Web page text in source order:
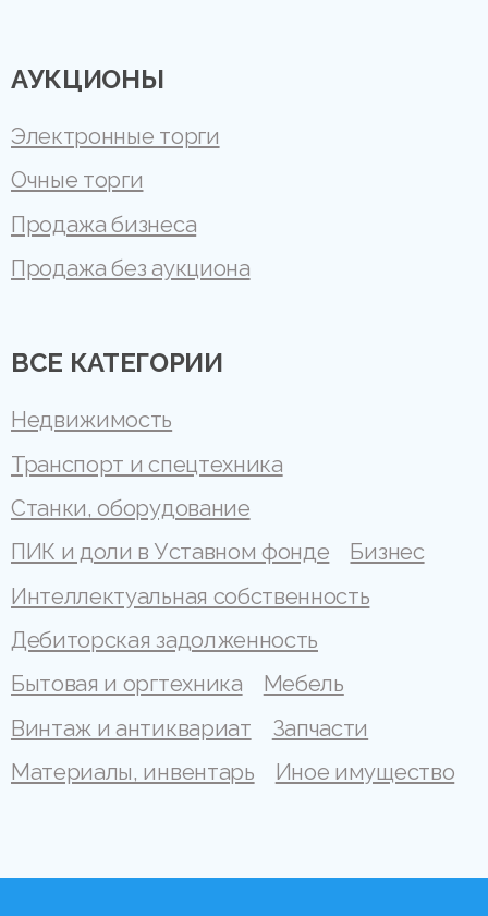
АУКЦИОНЫ
Электронные торги
Очные торги
Продажа бизнеса
Продажа без аукциона
ВСЕ КАТЕГОРИИ
Недвижимость
Транспорт и спецтехника
Станки, оборудование
ПИК и доли в Уставном фонде
Бизнес
Интеллектуальная собственность
Дебиторская задолженность
Бытовая и оргтехника
Мебель
Винтаж и антиквариат
Запчасти
Материалы, инвентарь
Иное имущество